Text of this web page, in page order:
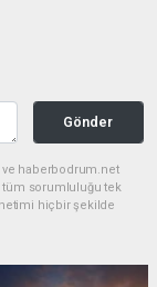
Gönder
ve haberbodrum.net
tüm sorumluluğu tek
hiçbir şekilde